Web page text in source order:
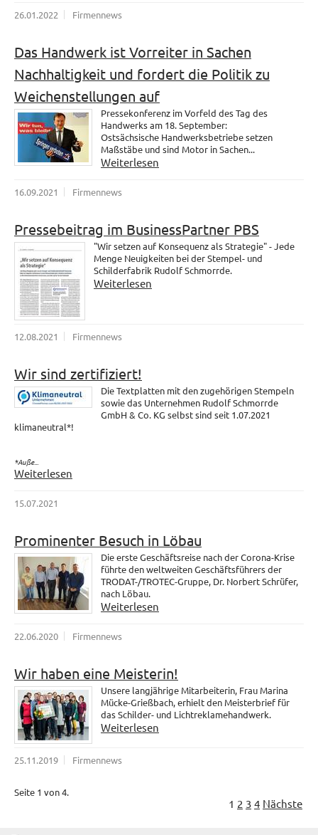
26.01.2022 Firmennews
Das Handwerk ist Vorreiter in Sachen
Nachhaltigkeit und fordert die Politik zu
Weichenstellungen auf
Pressekonferenz im Vorfeld des Tag des
Handwerks am 18. September:
Ostsächsische Handwerksbetriebe setzen
Maßstäbe und sind Motor in Sachen...
Weiterlesen
16.09.2021 Firmennews
Pressebeitrag im BusinessPartner PBS
"Wir setzen auf Konsequenz als Strategie" - Jede
Menge Neuigkeiten bei der Stempel- und
Schilderfabrik Rudolf Schmorrde.
Weiterlesen
12.08.2021 Firmennews
Wir sind zertifiziert!
Die Textplatten mit den zugehörigen Stempeln
sowie das Unternehmen Rudolf Schmorrde
GmbH & Co. KG selbst sind seit 1.07.2021
klimaneutral*!
*Auße...
Weiterlesen
15.07.2021
Prominenter Besuch in Löbau
Die erste Geschäftsreise nach der Corona-Krise
führte den weltweiten Geschäftsführers der
TRODAT-/TROTEC-Gruppe, Dr. Norbert Schrüfer,
nach Löbau.
Weiterlesen
22.06.2020 Firmennews
Wir haben eine Meisterin!
Unsere langjährige Mitarbeiterin, Frau Marina
Mücke-Grießbach, erhielt den Meisterbrief für
das Schilder- und Lichtreklamehandwerk.
Weiterlesen
25.11.2019 Firmennews
Seite 1 von 4.
1 2 3 4 Nächste